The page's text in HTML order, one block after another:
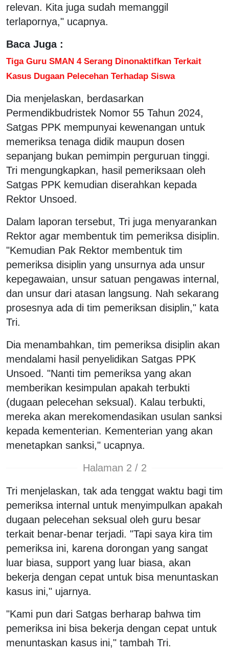
relevan. Kita juga sudah memanggil
terlapornya," ucapnya.
Baca Juga :
Tiga Guru SMAN 4 Serang Dinonaktifkan Terkait
Kasus Dugaan Pelecehan Terhadap Siswa
Dia menjelaskan, berdasarkan
Permendikbudristek Nomor 55 Tahun 2024,
Satgas PPK mempunyai kewenangan untuk
memeriksa tenaga didik maupun dosen
sepanjang bukan pemimpin perguruan tinggi.
Tri mengungkapkan, hasil pemeriksaan oleh
Satgas PPK kemudian diserahkan kepada
Rektor Unsoed.
Dalam laporan tersebut, Tri juga menyarankan
Rektor agar membentuk tim pemeriksa disiplin.
"Kemudian Pak Rektor membentuk tim
pemeriksa disiplin yang unsurnya ada unsur
kepegawaian, unsur satuan pengawas internal,
dan unsur dari atasan langsung. Nah sekarang
prosesnya ada di tim pemeriksan disiplin," kata
Tri.
Dia menambahkan, tim pemeriksa disiplin akan
mendalami hasil penyelidikan Satgas PPK
Unsoed. "Nanti tim pemeriksa yang akan
memberikan kesimpulan apakah terbukti
(dugaan pelecehan seksual). Kalau terbukti,
mereka akan merekomendasikan usulan sanksi
kepada kementerian. Kementerian yang akan
menetapkan sanksi," ucapnya.
Halaman 2 / 2
Tri menjelaskan, tak ada tenggat waktu bagi tim
pemeriksa internal untuk menyimpulkan apakah
dugaan pelecehan seksual oleh guru besar
terkait benar-benar terjadi. "Tapi saya kira tim
pemeriksa ini, karena dorongan yang sangat
luar biasa, support yang luar biasa, akan
bekerja dengan cepat untuk bisa menuntaskan
kasus ini," ujarnya.
"Kami pun dari Satgas berharap bahwa tim
pemeriksa ini bisa bekerja dengan cepat untuk
menuntaskan kasus ini," tambah Tri.